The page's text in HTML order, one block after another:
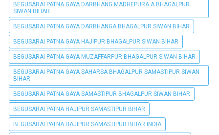
BEGUSARAI PATNA GAYA DARBHANG MADHEPURA A BHAGALPUR
SIWAN BIHAR
BEGUSARAI PATNA GAYA DARBHANGA BHAGALPUR SIWAN BIHAR
BEGUSARAI PATNA GAYA HAJIPUR BHAGALPUR SIWAN BIHAR
BEGUSARAI PATNA GAYA MUZAFFARPUR BHAGALPUR SIWAN BIHAR
BEGUSARAI PATNA GAYA SAHARSA BHAGALPUR SAMASTIPUR SIWAN
BIHAR
BEGUSARAI PATNA GAYA SAMASTIPUR BHAGALPUR SIWAN BIHAR
BEGUSARAI PATNA HAJIPUR SAMASTIPUR BIHAR
BEGUSARAI PATNA HAJIPUR SAMASTIPUR BIHAR INDIA